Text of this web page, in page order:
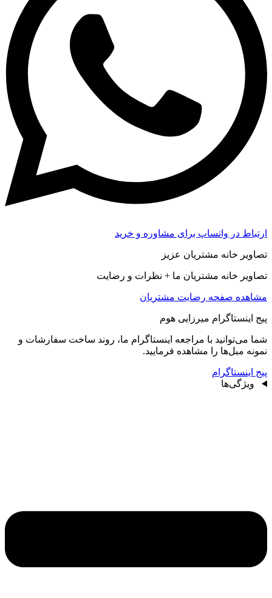
ارتباط در واتساپ برای مشاوره و خرید
تصاویر خانه مشتریان عزیز
تصاویر خانه مشتریان ما + نظرات و رضایت
مشاهده صفحه رضايت مشتريان
پیج اینستاگرام میرزایی هوم
شما می‌توانید با مراجعه اینستاگرام ما، روند ساخت سفارشات و
نمونه مبل‌ها را مشاهده فرمایید.
پیج اینستاگرام
ویژگی‌ها